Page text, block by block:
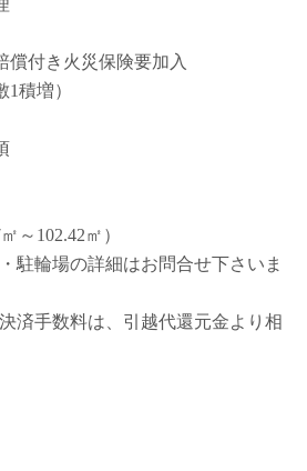
き火災保険要加入
増）
～102.42㎡）
駐輪場の詳細はお問合せ下さいま
済手数料は、引越代還元金より相